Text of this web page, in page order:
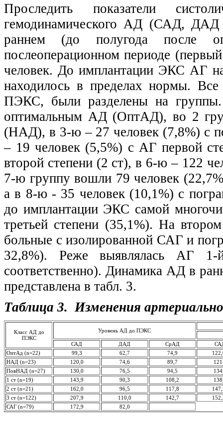
Проследить показатели
гемодинамического АД (САД,
раннем (до полугода после
послеоперационном периоде
человек. До имплантации ЭКС АГ
находилось в пределах нормы.
ПЭКС, были разделены на
оптимальным АД (ОптАД), во 2
(НАД), в 3-ю – 27 человек (7,8%)
– 19 человек (5,5%) с АГ первой
второй степени (2 ст), в 6-ю – 122
7-ю группу вошли 79 человек
а в 8-ю - 35 человек (10,1%) с
до имплантации ЭКС самой
третьей степени (35,1%). На
больные с изолированной САГ и
32,8%). Реже выявлялась АГ
соответственно). Динамика АД в
представлена в табл. 3.
Таблица 3. Изменения
Класс АД до
ПЭКС
Уровень АД до ПЭКС
САД ДАД СрАД
ОптАд (n=22)
99,3 62,7 74,9
НАД (n=23)
120,0 74,6 89,7
ПовНАД (n=27)
130,0 76,5 94,5
1 ст (n=19)
143,9 90,3 108,2
2 ст (n=21)
162,0 96,5 117,8
3 ст (n=122)
207,9 110,0 142,7
САГ (n=79)
172,9 82,0